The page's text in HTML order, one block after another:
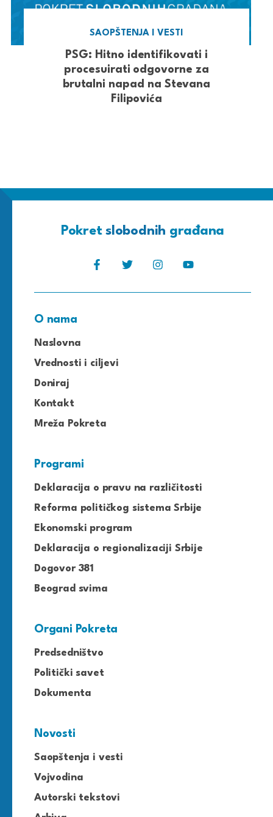
SAOPŠTENJA I VESTI
PSG: Hitno identifikovati i
procesuirati odgovorne za
brutalni napad na Stevana
Filipovića
Pokretslobodnih građana
O nama
Naslovna
Vrednosti i ciljevi
Doniraj
Kontakt
Mreža Pokreta
Programi
Deklaracija o pravu na različitosti
Reforma političkog sistema Srbije
Ekonomski program
Deklaracija o regionalizaciji Srbije
Dogovor 381
Beograd svima
Organi Pokreta
Predsedništvo
Politički savet
Dokumenta
Novosti
Saopštenja i vesti
Vojvodina
Autorski tekstovi